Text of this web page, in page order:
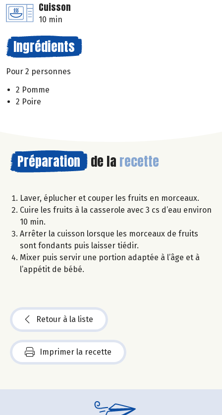
Cuisson
10 min
Ingrédients
Pour 2 personnes
2 Pomme
2 Poire
Préparation de la recette
Laver, éplucher et couper les fruits en morceaux.
Cuire les fruits à la casserole avec 3 cs d’eau environ
10 min.
Arrêter la cuisson lorsque les morceaux de fruits
sont fondants puis laisser tiédir.
Mixer puis servir une portion adaptée à l’âge et à
l’appétit de bébé.
Retour à la liste
Imprimer la recette